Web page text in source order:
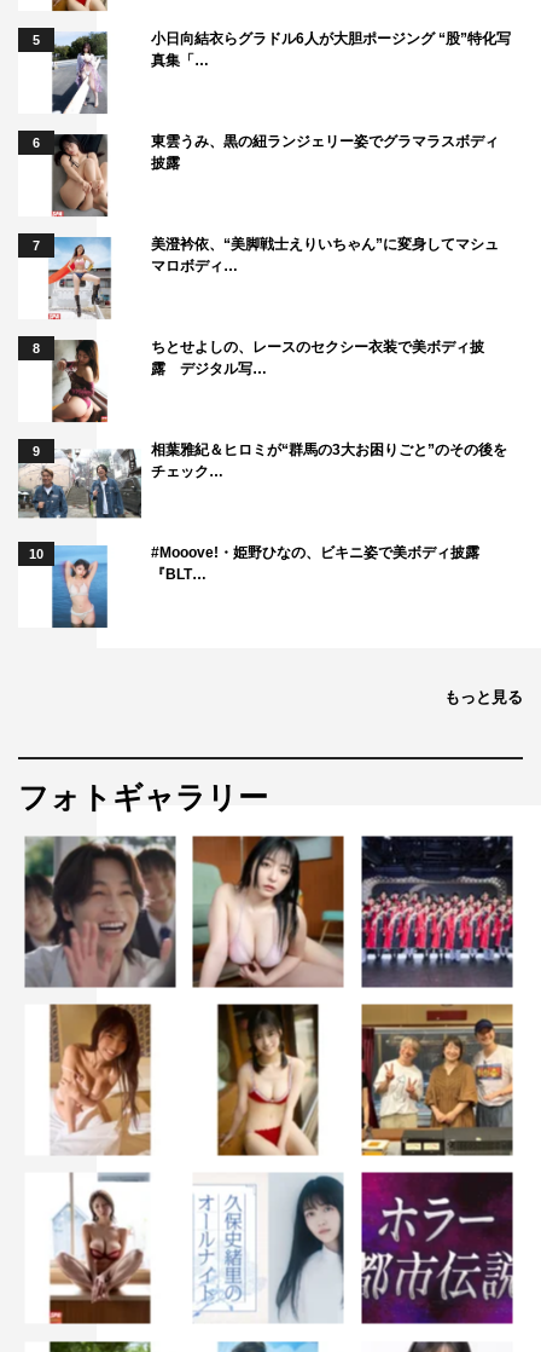
5
小日向結衣らグラドル6人が大胆ポージング “股”特化写
真集「…
6
東雲うみ、黒の紐ランジェリー姿でグラマラスボディ
披露
7
美澄衿依、“美脚戦士えりいちゃん”に変身してマシュ
マロボディ…
8
ちとせよしの、レースのセクシー衣装で美ボディ披
露 デジタル写…
9
相葉雅紀＆ヒロミが“群馬の3大お困りごと”のその後を
チェック…
10
#Mooove!・姫野ひなの、ビキニ姿で美ボディ披露
『BLT…
もっと見る
フォトギャラリー